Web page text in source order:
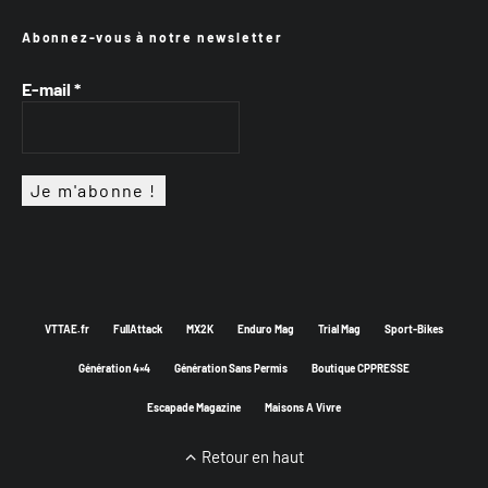
Abonnez-vous à notre newsletter
E-mail *
VTTAE.fr FullAttack MX2K Enduro Mag Trial Mag Sport-Bikes
Génération 4×4 Génération Sans Permis Boutique CPPRESSE
Escapade Magazine Maisons A Vivre
Retour en haut